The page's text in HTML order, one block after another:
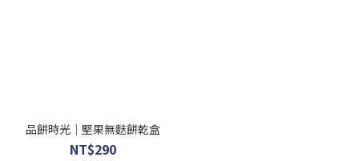
品餅時光｜堅果無麩餅乾盒​
NT$290